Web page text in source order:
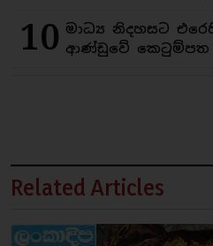
10 මාධ්‍ය නිදහසට
ආණ්ඩුවේ කෙටුම්පත
Related Articles